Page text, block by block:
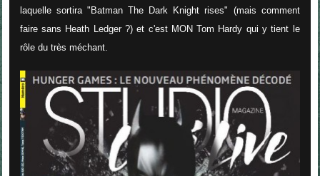
laquelle sortira "Batman The Dark Knight rises" (mais comment
faire sans Heath Ledger ?) et c'est MON Tom Hardy qui y tient le
rôle du très méchant.